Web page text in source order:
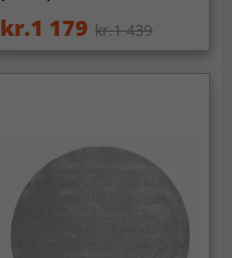
kr.1 179 kr.1 439